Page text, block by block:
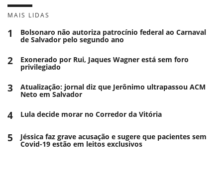
MAIS LIDAS
1 Bolsonaro não autoriza patrocínio federal ao Carnaval
de Salvador pelo segundo ano
2 Exonerado por Rui, Jaques Wagner está sem foro
privilegiado
3 Atualização: jornal diz que Jerônimo ultrapassou ACM
Neto em Salvador
4 Lula decide morar no Corredor da Vitória
5 Jéssica faz grave acusação e sugere que pacientes sem
Covid-19 estão em leitos exclusivos